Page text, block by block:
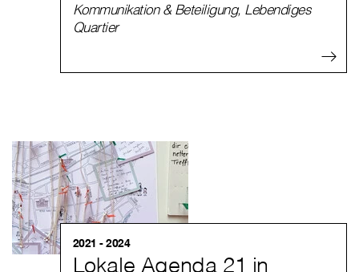
Kommunikation & Beteiligung, Lebendiges
Quartier
2021 - 2024
Lokale Agenda 21 in